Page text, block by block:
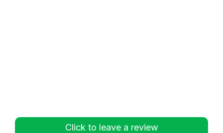
Click to leave a review